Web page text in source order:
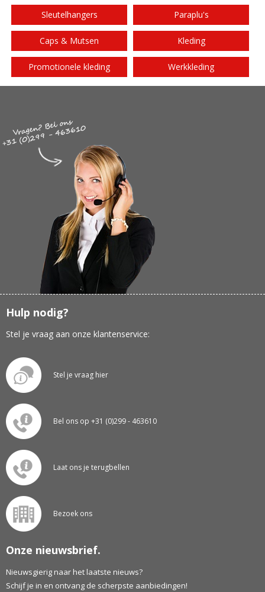
Sleutelhangers Paraplu's
Caps & Mutsen Kleding
Promotionele kleding Werkkleding
Hulp nodig?
Stel je vraag aan onze klantenservice:
Stel je vraag hier
Bel ons op +31 (0)299 - 463610
Laat ons je terugbellen
Bezoek ons
Onze nieuwsbrief.
Nieuwsgierig naar het laatste nieuws?
Schijf je in en ontvang de scherpste aanbiedingen!